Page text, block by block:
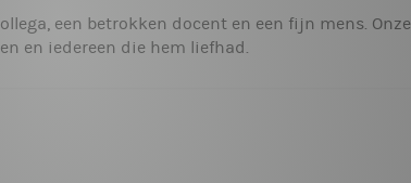
een betrokken docent en een fijn mens. Onze
en iedereen die hem liefhad.